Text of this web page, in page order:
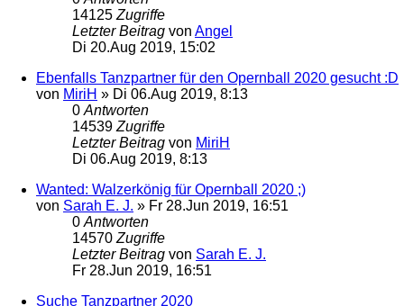
14125 Zugriffe
Letzter Beitrag von Angel
Di 20.Aug 2019, 15:02
Ebenfalls Tanzpartner für den Opernball 2020 gesucht :D
von MiriH » Di 06.Aug 2019, 8:13
0 Antworten
14539 Zugriffe
Letzter Beitrag von MiriH
Di 06.Aug 2019, 8:13
Wanted: Walzerkönig für Opernball 2020 ;)
von Sarah E. J. » Fr 28.Jun 2019, 16:51
0 Antworten
14570 Zugriffe
Letzter Beitrag von Sarah E. J.
Fr 28.Jun 2019, 16:51
Suche Tanzpartner 2020